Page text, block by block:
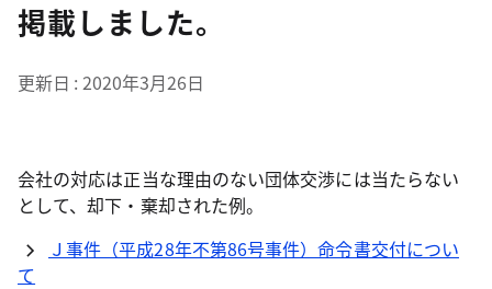
掲載しました。
更新日 2020年3月26日
会社の対応は正当な理由のない団体交渉には当たらない
として、却下・棄却された例。
Ｊ事件（平成28年不第86号事件）命令書交付につい
て